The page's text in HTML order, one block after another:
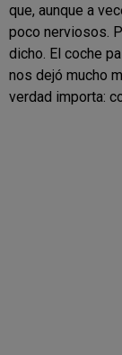
que, aunque a
poco nerviosos.
dicho. El coche
nos dejó mucho
verdad importa: